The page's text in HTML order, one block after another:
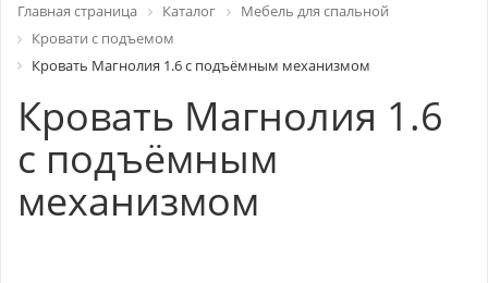
Главная страница Каталог
Мебель для спальной
Кровати с подъемом
Кровать Магнолия 1.6 с подъёмным механизмом
Кровать Магнолия 1.6
с подъёмным
механизмом